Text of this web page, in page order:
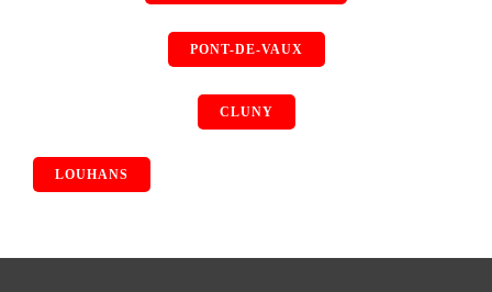
PONT-DE-VAUX
CLUNY
LOUHANS